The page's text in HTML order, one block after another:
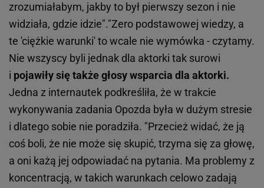
zrozumiałabym, jakby to był pierwszy sezon i nie
widziała, gdzie idzie"."Zero podstawowej wiedzy, a
te 'ciężkie warunki' to wcale nie wymówka - czytamy.
Nie wszyscy byli jednak dla aktorki tak surowi
i pojawiły się także głosy wsparcia dla aktorki.
Jedna z internautek podkreśliła, że w trakcie
wykonywania zadania Opozda była w dużym stresie
i dlatego sobie nie poradziła. "Przecież widać, że ją
coś boli, że nie może się skupić, trzyma się za głowę,
a oni każą jej odpowiadać na pytania. Ma problemy z
koncentracją, w takich warunkach celowo zadają